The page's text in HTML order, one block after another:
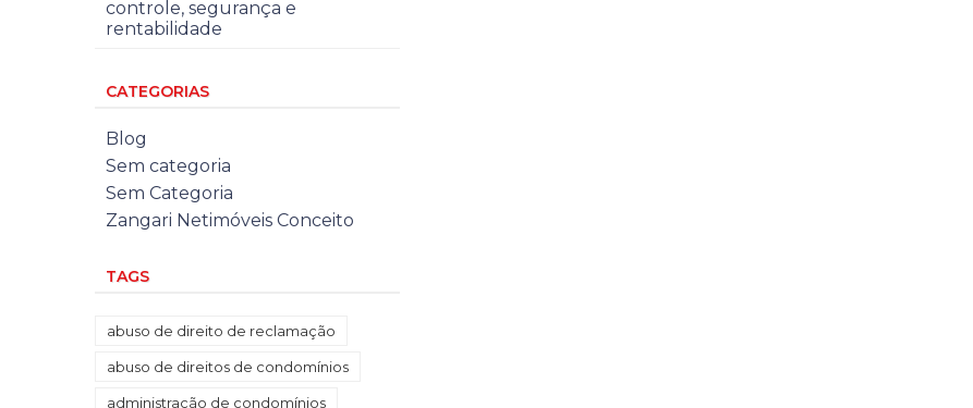
controle, segurança e
rentabilidade
CATEGORIAS
Blog
Sem categoria
Sem Categoria
Zangari Netimóveis Conceito
TAGS
abuso de direito de reclamação
abuso de direitos de condomínios
administração de condomínios